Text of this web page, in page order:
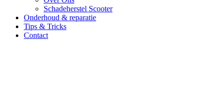
Schadeherstel Scooter
Onderhoud & reparatie
Tips & Tricks
Contact